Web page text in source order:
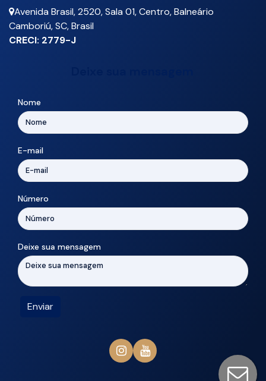
Avenida Brasil,2520,Sala 01,Centro,Balneário
Camboriú,SC,Brasil
CRECI: 2779-J
Nome
E-mail
Número
Deixe sua mensagem